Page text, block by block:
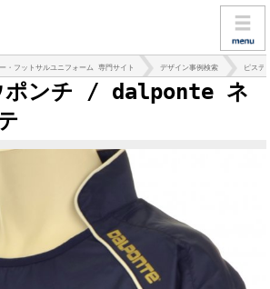
・フットサルユニフォーム 専門サイト デザイン事例検索 ピステ
ウポンチ / dalponte ネ